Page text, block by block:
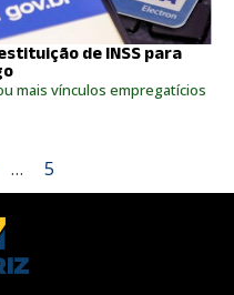
de INSS para
mais vínculos empregatícios
… 5